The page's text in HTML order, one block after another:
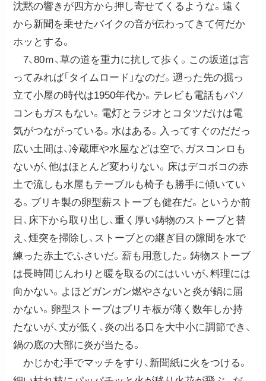
沈黙の響きが四方から押し寄せてくるような。遠く
から新聞を乗せたバイクの音が伝わってきて何だか
ホッとする。
7、80ｍ、草の道を重力に抗して歩く。この坂道は言
ってみれば「タイムロード」なのだ。遡った先の掘っ
立て小屋の時代は1950年代か。テレビも電話もパソ
コンもガスもない。電灯とラジオとコタツだけは電
気がつながっている。水はある。入ってすぐのだだっ
広い土間は、冷蔵庫や水屋などは空で、ガスコンロも
ないが、他はほとんど変わりない。床はデコボコの赤
土で流しも水屋もテーブルも椅子も勝手に傾いてい
る。ブリキ製の卵型薪ストーブも健在だ。というか前
日、床下から取り出し、重く厚い鋳物のストーブと替
え、煙突を掃除し、ストーブとの継ぎ目の隙間を水で
練った赤土でふさいだ。薪も用意した。鋳物ストーブ
は長時間じんわりと暖を取るのにはいいが、料理には
向かない。よほどガンガン燃やさないと炎が鍋に届
かない。卵型ストーブはブリキ板が薄く数年しか持
たないが、丈が低く、炎の出る口を大中小に調節でき、
鍋の底の大部に炎が当たる。
かじかむ手でマッチをすり、新聞紙に火をつける。